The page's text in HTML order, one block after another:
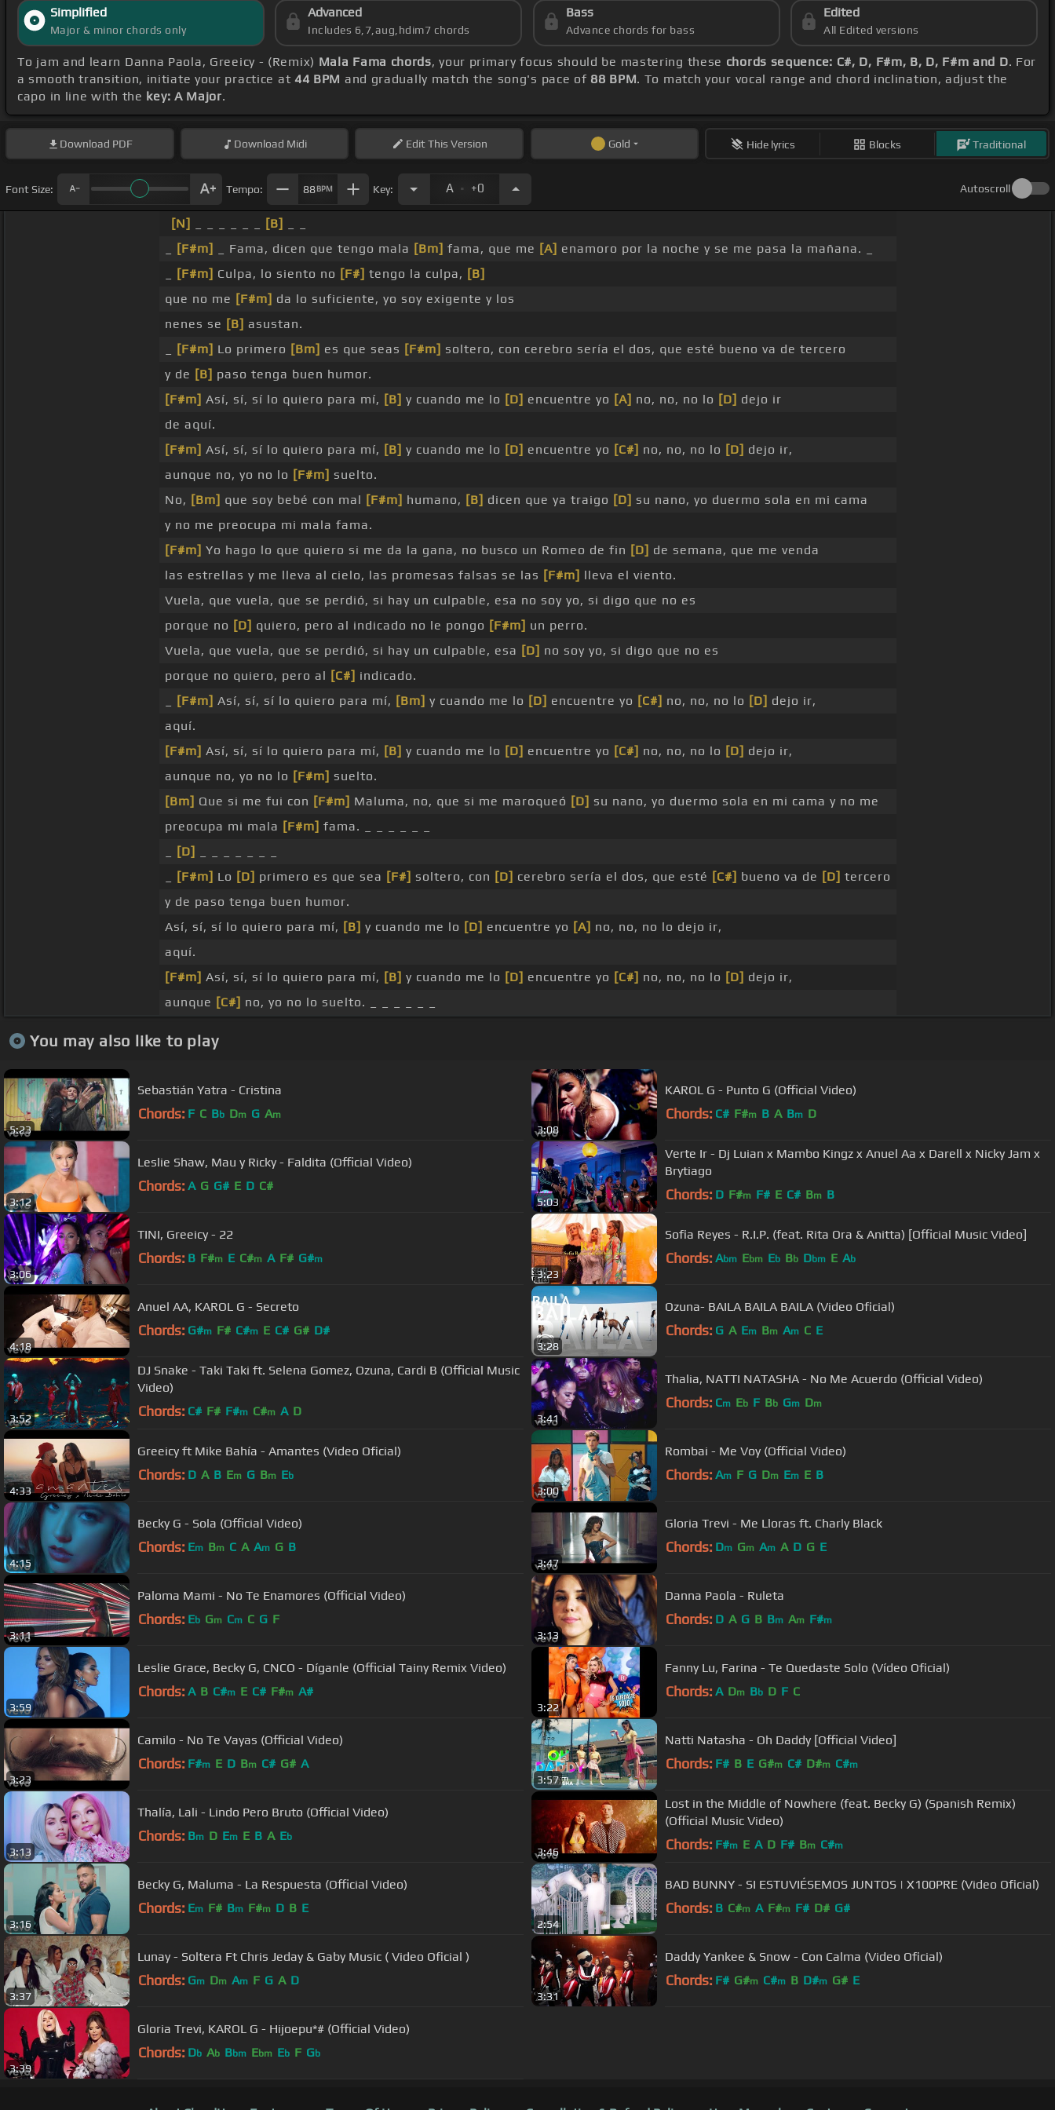
Simplified
Major & minor chords only
Advanced
Includes 6,7,aug,hdim7 chords
Bass
Advance chords for bass
Edited
All Edited versions
To jam and learn Danna Paola, Greeicy - (Remix) Mala Fama chords, your primary focus should be mastering these chords sequence: C#, D, F#m, B, D, F#m and D. For
a smooth transition, initiate your practice at 44 BPM and gradually match the song's pace of 88 BPM. To match your vocal range and chord inclination, adjust the
capo in line with the key: A Major.
Download PDF Download Midi EditThis Version Gold Hide lyrics Blocks Traditional
Font Size: Tempo: 88BPM Key: A . +0 Autoscroll
[N] [B]
[F#m] _ Fama, dicen que tengo mala [Bm] fama, que me [A] enamoro por la noche y se me pasa la mañana. _
[F#m] Culpa, lo siento no [F#] tengo la culpa, [B]
que no me [F#m] da lo suficiente, yo soy exigente y los
nenes se [B] asustan.
[F#m] Lo primero [Bm] es que seas [F#m] soltero, con cerebro sería el dos, que esté bueno va de tercero
y de [B] paso tenga buen humor.
[F#m] Así, sí, sí lo quiero para mí, [B] y cuando me lo [D] encuentre yo [A] no, no, no lo [D] dejo ir
de aquí.
[F#m] Así, sí, sí lo quiero para mí, [B] y cuando me lo [D] encuentre yo [C#] no, no, no lo [D] dejo ir,
aunque no, yo no lo [F#m] suelto.
No, [Bm] que soy bebé con mal [F#m] humano, [B] dicen que ya traigo [D] su nano, yo duermo sola en mi cama
y no me preocupa mi mala fama.
[F#m] Yo hago lo que quiero si me da la gana, no busco un Romeo de fin [D] de semana, que me venda
las estrellas y me lleva al cielo, las promesas falsas se las [F#m] lleva el viento.
Vuela, que vuela, que se perdió, si hay un culpable, esa no soy yo, si digo que no es
porque no [D] quiero, pero al indicado no le pongo [F#m] un perro.
Vuela, que vuela, que se perdió, si hay un culpable, esa [D] no soy yo, si digo que no es
porque no quiero, pero al [C#] indicado.
[F#m] Así, sí, sí lo quiero para mí, [Bm] y cuando me lo [D] encuentre yo [C#] no, no, no lo [D] dejo ir,
aquí.
[F#m] Así, sí, sí lo quiero para mí, [B] y cuando me lo [D] encuentre yo [C#] no, no, no lo [D] dejo ir,
aunque no, yo no lo [F#m] suelto.
[Bm] Que si me fui con [F#m] Maluma, no, que si me maroqueó [D] su nano, yo duermo sola en mi cama y no me
preocupa mi mala [F#m] fama. _ _ _ _ _ _
[D]
[F#m] Lo [D] primero es que sea [F#] soltero, con [D] cerebro sería el dos, que esté [C#] bueno va de [D] tercero
y de paso tenga buen humor.
Así, sí, sí lo quiero para mí, [B] y cuando me lo [D] encuentre yo [A] no, no, no lo dejo ir,
aquí.
[F#m] Así, sí, sí lo quiero para mí, [B] y cuando me lo [D] encuentre yo [C#] no, no, no lo [D] dejo ir,
aunque [C#] no, yo no lo suelto. _ _ _ _ _ _
You may also like to play
5:23
Sebastián Yatra - Cristina
Chords: F C Bb Dm G Am
3:08
KAROL G - Punto G (Official Video)
Chords: C# F#m B A Bm D
3:12
Leslie Shaw, Mau y Ricky - Faldita (Official Video)
Chords: A G G# E D C#
5:03
Verte Ir - Dj Luian x Mambo Kingz x Anuel Aa x Darell x Nicky Jam x
Brytiago
Chords: D F#m F# E C# Bm B
3:06
TINI, Greeicy - 22
Chords: B F#m E C#m A F# G#m
3:23
Sofia Reyes - R.I.P. (feat. Rita Ora & Anitta) [Official Music Video]
Chords: Abm Ebm Eb Bb Dbm E Ab
4:18
Anuel AA, KAROL G - Secreto
Chords: G#m F# C#m E C# G# D#
3:28
Ozuna- BAILA BAILA BAILA (Video Oficial)
Chords: G A Em Bm Am C E
3:52
DJ Snake - Taki Taki ft. Selena Gomez, Ozuna, Cardi B (Official Music
Video)
Chords: C# F# F#m C#m A D
3:41
Thalia, NATTI NATASHA - No Me Acuerdo (Official Video)
Chords: Cm Eb F Bb Gm Dm
4:33
Greeicy ft Mike Bahía - Amantes (Video Oficial)
Chords: D A B Em G Bm Eb
3:00
Rombai - Me Voy (Official Video)
Chords: Am F G Dm Em E B
4:15
Becky G - Sola (Official Video)
Chords: Em Bm C A Am G B
3:47
Gloria Trevi - Me Lloras ft. Charly Black
Chords: Dm Gm Am A D G E
3:11
Paloma Mami - No Te Enamores (Official Video)
Chords: Eb Gm Cm C G F
3:13
Danna Paola - Ruleta
Chords: D A G B Bm Am F#m
3:59
Leslie Grace, Becky G, CNCO - Díganle (Official Tainy Remix Video)
Chords: A B C#m E C# F#m A#
3:22
Fanny Lu, Farina - Te Quedaste Solo (Vídeo Oficial)
Chords: A Dm Bb D F C
3:23
Camilo - No Te Vayas (Official Video)
Chords: F#m E D Bm C# G# A
3:57
Natti Natasha - Oh Daddy [Official Video]
Chords: F# B E G#m C# D#m C#m
3:13
Thalía, Lali - Lindo Pero Bruto (Official Video)
Chords: Bm D Em E B A Eb
3:46
Lost in the Middle of Nowhere (feat. Becky G) (Spanish Remix)
(Official Music Video)
Chords: F#m E A D F# Bm C#m
3:16
Becky G, Maluma - La Respuesta (Official Video)
Chords: Em F# Bm F#m D B E
2:54
BAD BUNNY - SI ESTUVIÉSEMOS JUNTOS | X100PRE (Video Oficial)
Chords: B C#m A F#m F# D# G#
3:37
Lunay - Soltera Ft Chris Jeday & Gaby Music ( Video Oficial )
Chords: Gm Dm Am F G A D
3:31
Daddy Yankee & Snow - Con Calma (Video Oficial)
Chords: F# G#m C#m B D#m G# E
3:39
Gloria Trevi, KAROL G - Hijoepu*# (Official Video)
Chords: Db Ab Bbm Ebm Eb F Gb